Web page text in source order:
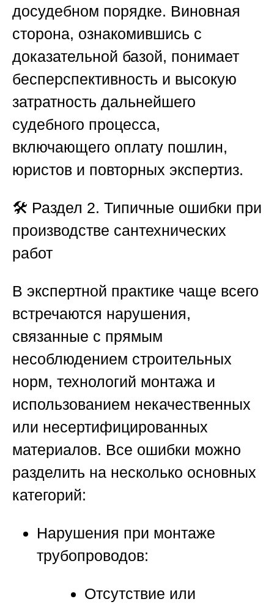
досудебном порядке. Виновная
сторона, ознакомившись с
доказательной базой, понимает
бесперспективность и высокую
затратность дальнейшего
судебного процесса,
включающего оплату пошлин,
юристов и повторных экспертиз.
🛠️ Раздел 2. Типичные ошибки при
производстве сантехнических
работ
В экспертной практике чаще всего
встречаются нарушения,
связанные с прямым
несоблюдением строительных
норм, технологий монтажа и
использованием некачественных
или несертифицированных
материалов. Все ошибки можно
разделить на несколько основных
категорий:
Нарушения при монтаже
трубопроводов:
Отсутствие или